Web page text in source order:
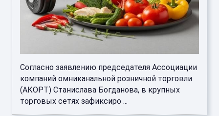
Согласно заявлению председателя Ассоциации
компаний омниканальной розничной торговли
(АКОРТ) Станислава Богданова, в крупных
торговых сетях зафиксиро ...